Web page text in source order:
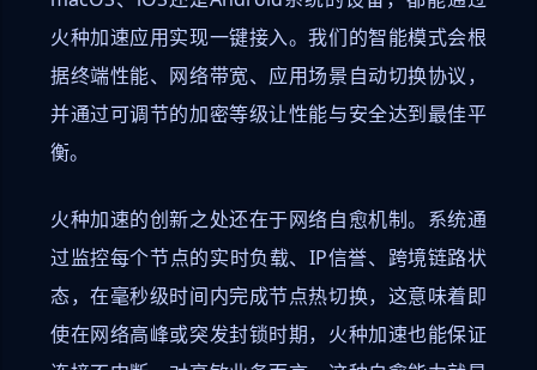
火种加速应用实现一键接入。我们的智能模式会根
据终端性能、网络带宽、应用场景自动切换协议，
并通过可调节的加密等级让性能与安全达到最佳平
衡。
火种加速的创新之处还在于网络自愈机制。系统通
过监控每个节点的实时负载、IP信誉、跨境链路状
态，在毫秒级时间内完成节点热切换，这意味着即
使在网络高峰或突发封锁时期，火种加速也能保证